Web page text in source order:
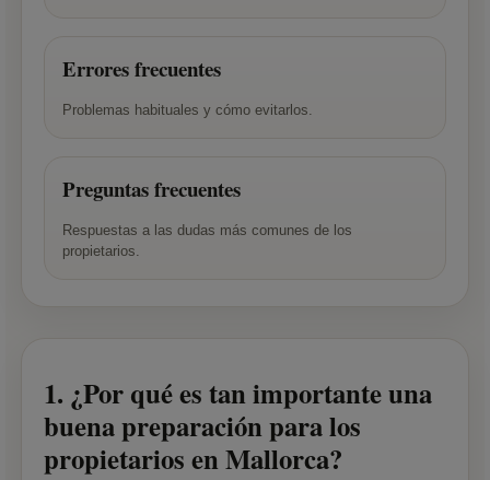
Errores frecuentes
Problemas habituales y cómo evitarlos.
Preguntas frecuentes
Respuestas a las dudas más comunes de los
propietarios.
1. ¿Por qué es tan importante una
buena preparación para los
propietarios en Mallorca?